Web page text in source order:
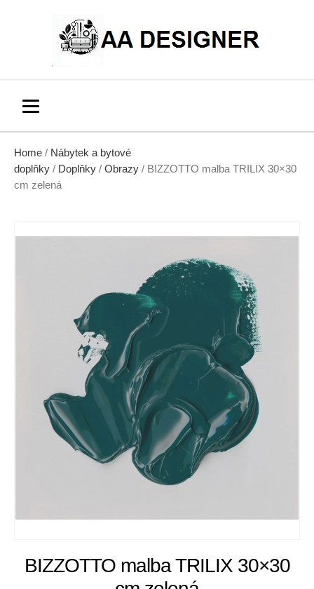
Home / Nábytek a bytové
doplňky / Doplňky / Obrazy / BIZZOTTO malba TRILIX 30×30
cm zelená
BIZZOTTO malba TRILIX 30×30